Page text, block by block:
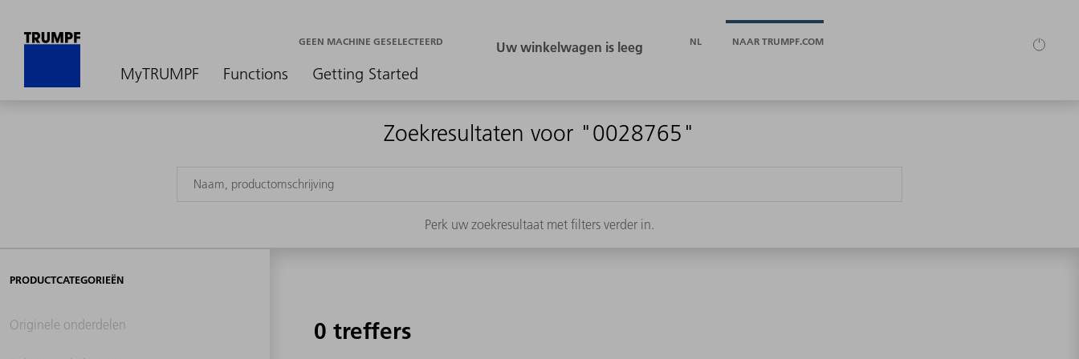
MyTRUMPF Functions Getting Started
GEEN MACHINE GESELECTEERD NL NAAR TRUMPF.COM
Zoekresultaten voor "0028765"
Perk uw zoekresultaat met filters verder in.
PRODUCTCATEGORIEËN
Originele onderdelen 0 treffers